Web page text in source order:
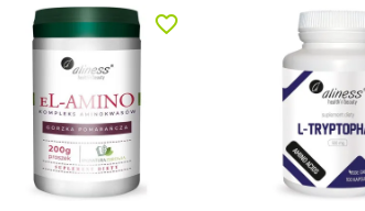
favorite_border